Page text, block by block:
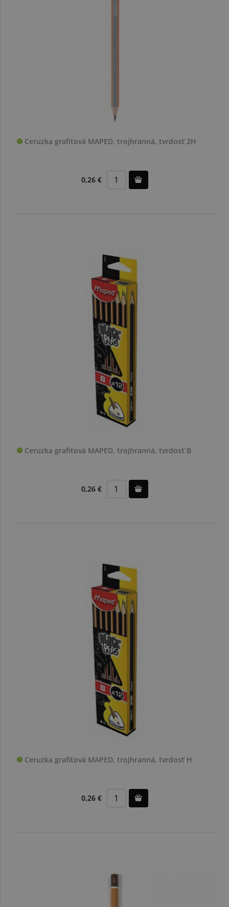
Ceruzka grafitová MAPED, trojhranná, tvrdosť 2H
0,26 €
Ceruzka grafitová MAPED, trojhranná, tvrdosť B
0,26 €
Ceruzka grafitová MAPED, trojhranná, tvrdosť H
0,26 €